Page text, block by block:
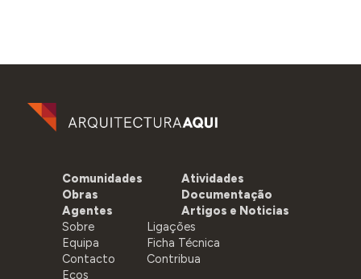
Comunidades
Obras
Agentes
Atividades
Documentação
Artigos e Noticias
Sobre
Equipa
Contacto
Ecos
Ligações
Ficha Técnica
Contribua